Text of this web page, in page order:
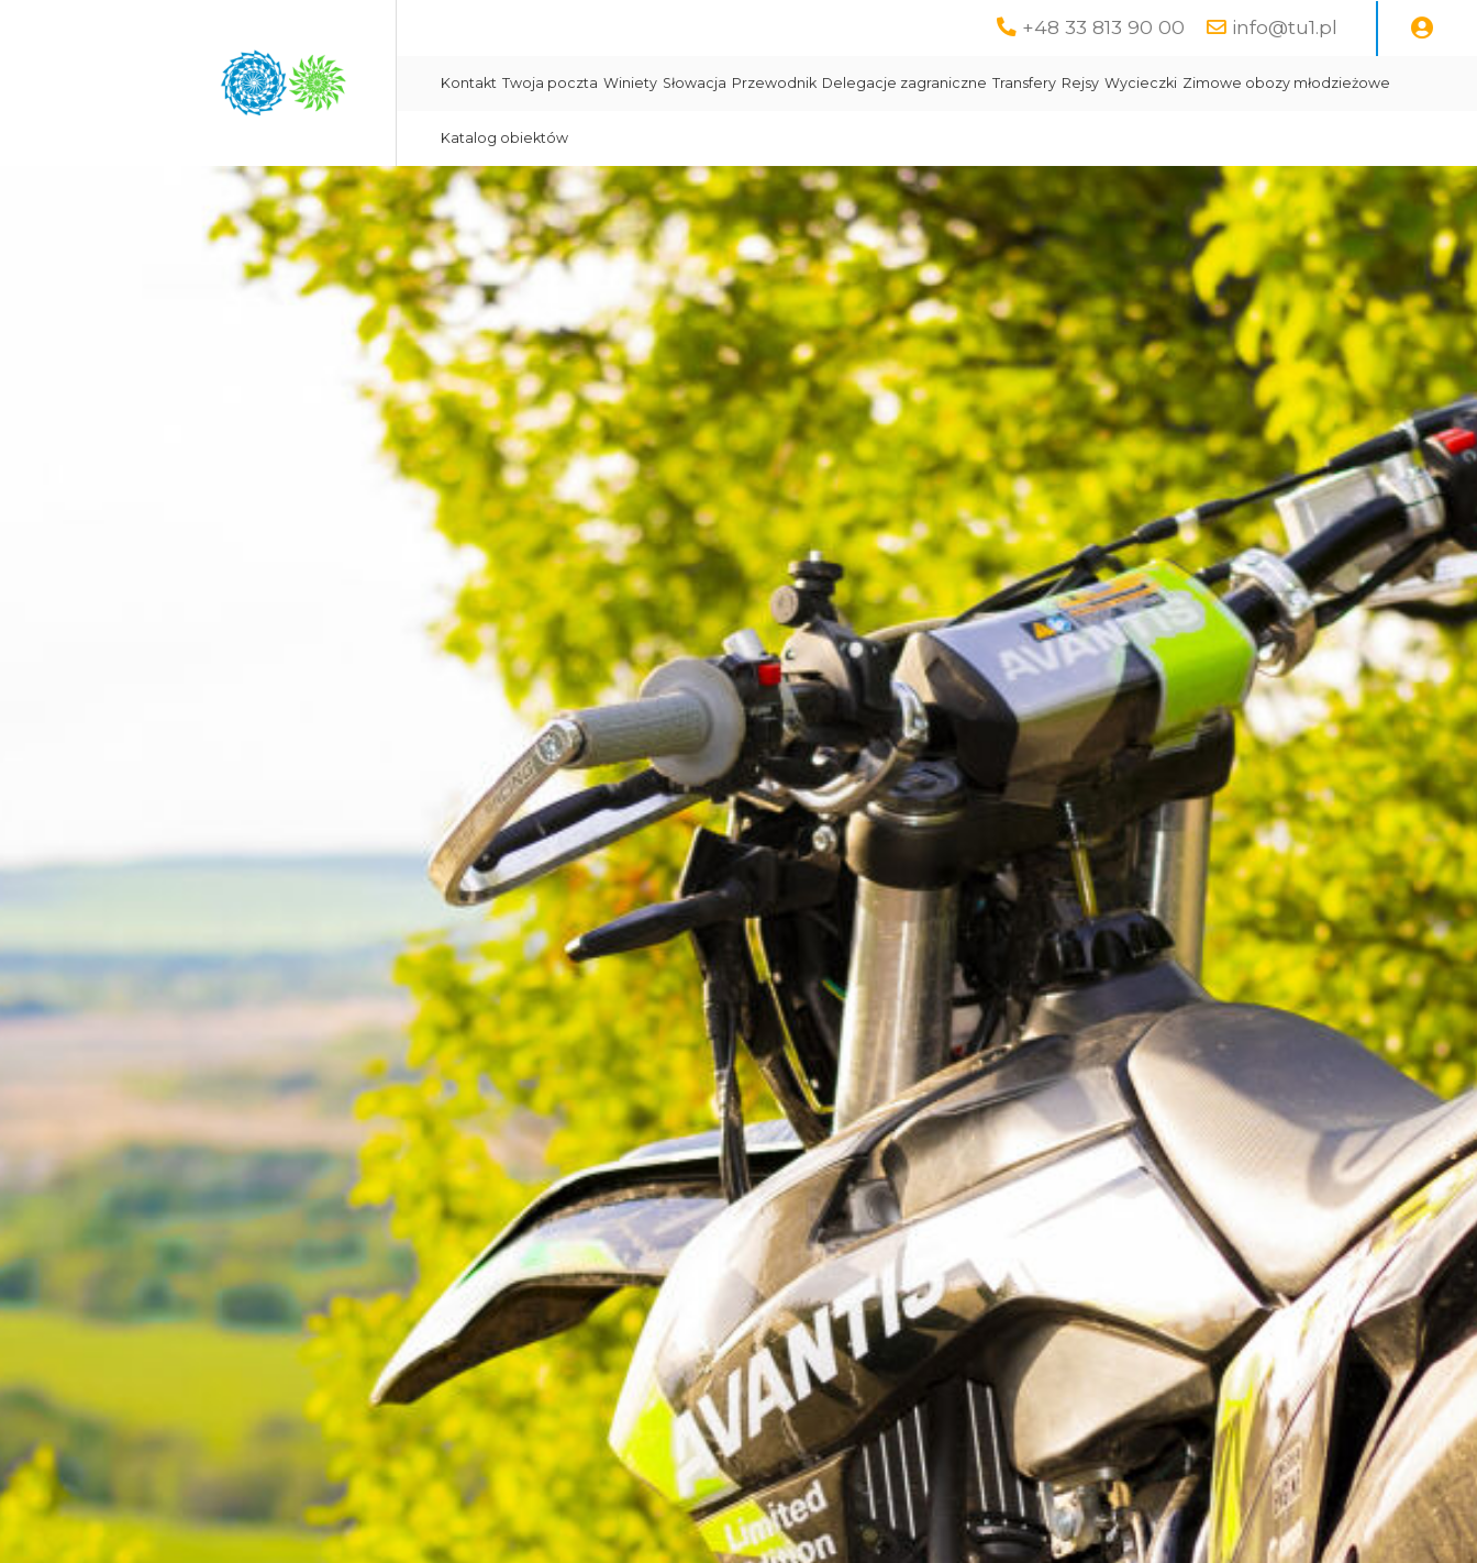
+48 33 813 90 00 info@tu1.pl
Kontakt Twoja poczta Winiety Słowacja Przewodnik Delegacje zagraniczne Transfery Rejsy Wycieczki Zimowe obozy młodzieżowe
Katalog obiektów